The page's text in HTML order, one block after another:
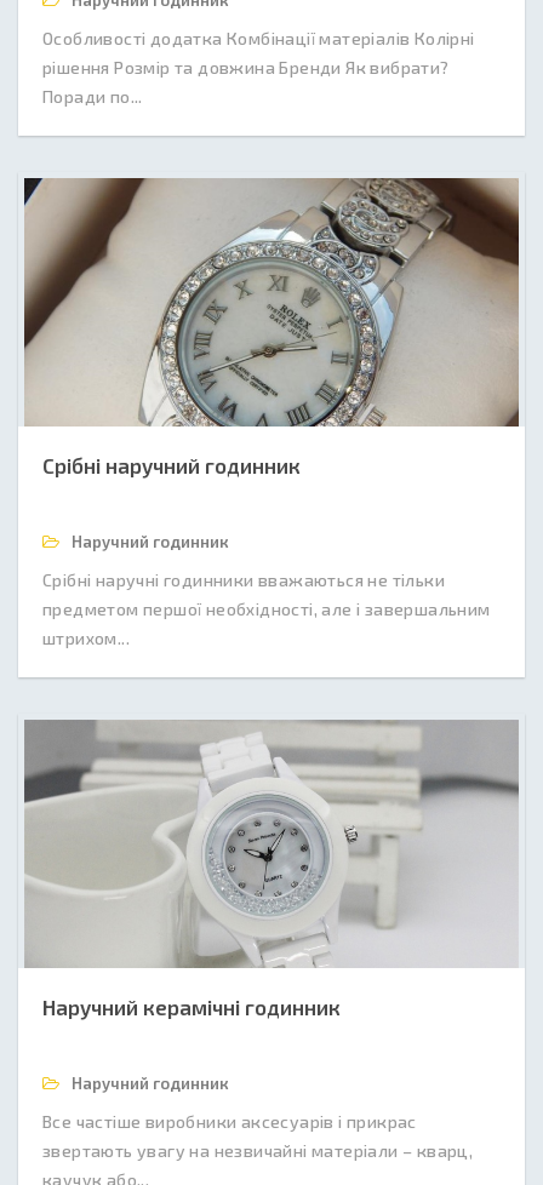
Особливості додатка Комбінації матеріалів Колірні
рішення Розмір та довжина Бренди Як вибрати?
Поради по...
Срібні наручний годинник
Наручний годинник
Срібні наручні годинники вважаються не тільки
предметом першої необхідності, але і завершальним
штрихом...
Наручний керамічні годинник
Наручний годинник
Все частіше виробники аксесуарів і прикрас
звертають увагу на незвичайні матеріали – кварц,
каучук або...